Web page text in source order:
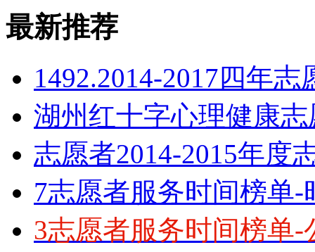
最新推荐
1492.2014-2017四年
湖州红十字心理健康
志愿者2014-2015年度
7志愿者服务时间榜单
3志愿者服务时间榜单